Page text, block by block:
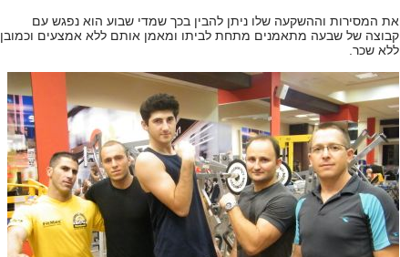
את המסירות וההשקעה שלו ניתן להבין בכך שמדי שבוע הוא נפגש עם
קבוצה של שבעה מתאמנים מתחת לביתו ומאמן אותם ללא אמצעים וכמובן
ללא שכר.